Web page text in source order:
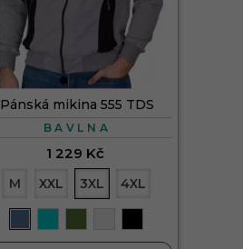
Pánská mikina 555 TDS
BAVLNA
1 229 Kč
M XXL 3XL 4XL